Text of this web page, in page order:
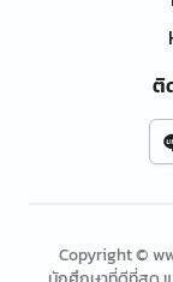
ติ
Copyright ©